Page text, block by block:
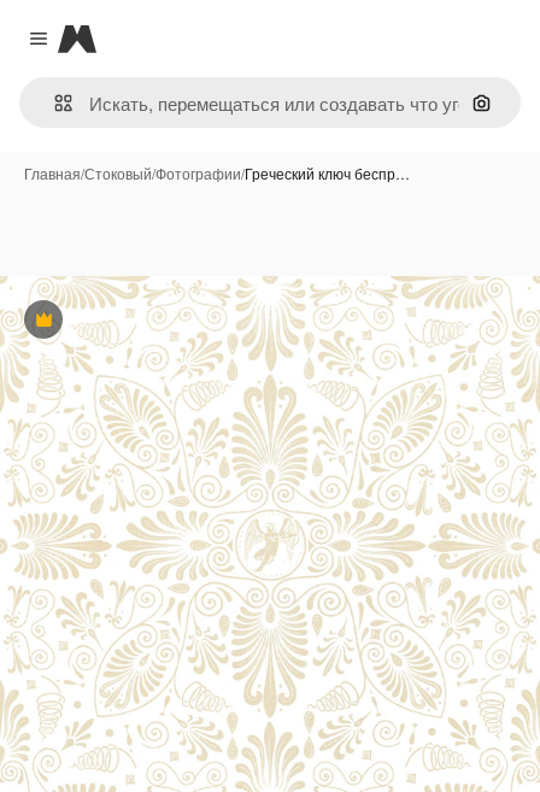
Close menu
Magnific
Поиск
Главная/Стоковый/Фотографии/Греческий ключ беспр…
Премиум